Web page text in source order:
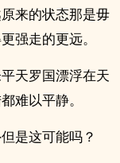
来的状态那是毋
强走的更远。
天罗国漂浮在天
难以平静。
是这可能吗？